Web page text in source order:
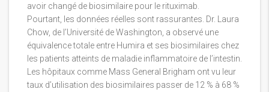
avoir changé de biosimilaire pour le rituximab.
Pourtant, les données réelles sont rassurantes. Dr. Laura
Chow, de l’Université de Washington, a observé une
équivalence totale entre Humira et ses biosimilaires chez
les patients atteints de maladie inflammatoire de l’intestin.
Les hôpitaux comme Mass General Brigham ont vu leur
taux d’utilisation des biosimilaires passer de 12 % à 68 %